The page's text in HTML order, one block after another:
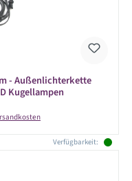
- Außenlichterkette
Kugellampen
Verfügbarkeit: